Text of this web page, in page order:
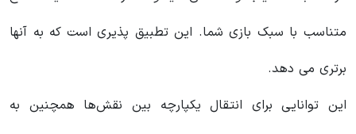
متناسب با سبک بازی شما. این تطبیق پذیری است که به آنها
برتری می دهد.
این توانایی برای انتقال یکپارچه بین نقش‌ها همچنین به